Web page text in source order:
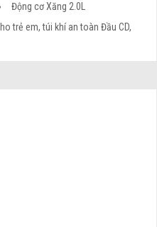
Động cơ Xăng 2.0L
trẻ em, túi khí an toàn Đầu CD,